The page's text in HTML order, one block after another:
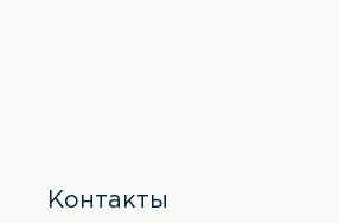
Контакты